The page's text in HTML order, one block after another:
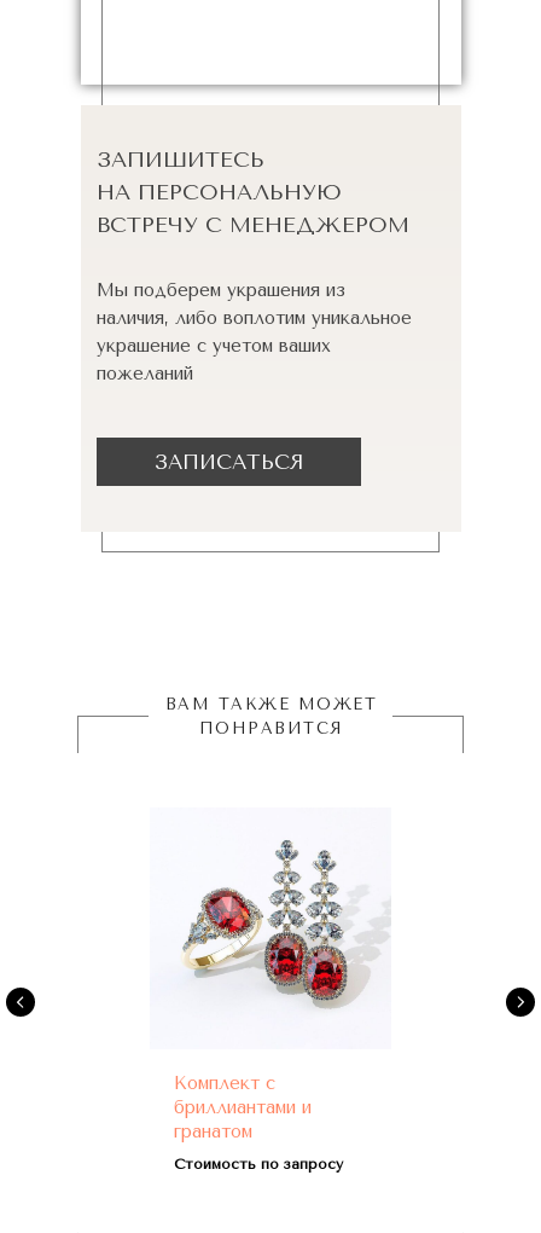
ЗАПИШИТЕСЬ
НА ПЕРСОНАЛЬНУЮ
ВСТРЕЧУ С МЕНЕДЖЕРОМ
Мы подберем украшения из
наличия, либо воплотим уникальное
украшение с учетом ваших
пожеланий
ЗАПИСАТЬСЯ
ВАМ ТАКЖЕ МОЖЕТ
ПОНРАВИТСЯ
Комплект с
бриллиантами и
гранатом
Стоимость по запросу